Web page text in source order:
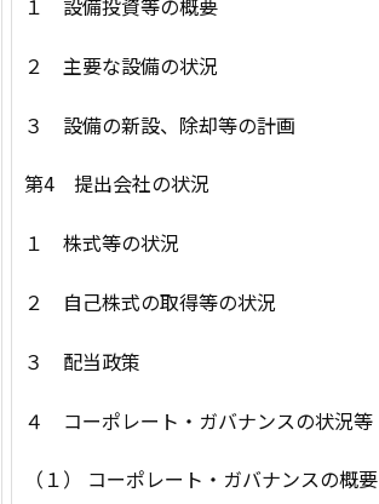
１ 設備投資等の概要
２ 主要な設備の状況
３ 設備の新設、除却等の計画
第4 提出会社の状況
１ 株式等の状況
２ 自己株式の取得等の状況
３ 配当政策
４ コーポレート・ガバナンスの状況等
（１） コーポレート・ガバナンスの概要